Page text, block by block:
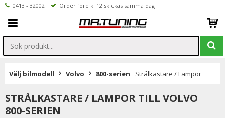
0413 - 32002 Order före kl 12 skickas samma dag
Välj bilmodell Volvo 800-serien Strålkastare / Lampor
STRÅLKASTARE / LAMPOR TILL VOLVO
800-SERIEN